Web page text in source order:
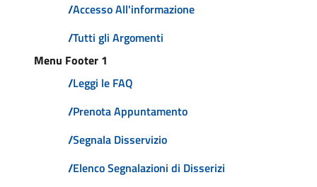
/Accesso All'informazione
/Tutti gli Argomenti
Menu Footer 1
/Leggi le FAQ
/Prenota Appuntamento
/Segnala Disservizio
/Elenco Segnalazioni di Disserizi